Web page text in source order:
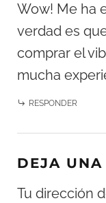
Wow! Me ha
verdad es
comprar el
mucha
RESPONDER
DEJA UNA
Tu dirección